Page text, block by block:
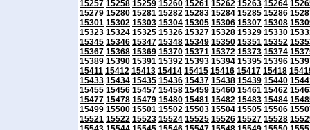
15257 15258 15259 15260 15261 15262 15263 15264
15279 15280 15281 15282 15283 15284 15285 15286
15301 15302 15303 15304 15305 15306 15307 15308
15323 15324 15325 15326 15327 15328 15329 15330
15345 15346 15347 15348 15349 15350 15351 15352
15367 15368 15369 15370 15371 15372 15373 15374
15389 15390 15391 15392 15393 15394 15395 15396
15411 15412 15413 15414 15415 15416 15417 15418
15433 15434 15435 15436 15437 15438 15439 15440
15455 15456 15457 15458 15459 15460 15461 15462
15477 15478 15479 15480 15481 15482 15483 15484
15499 15500 15501 15502 15503 15504 15505 15506
15521 15522 15523 15524 15525 15526 15527 15528